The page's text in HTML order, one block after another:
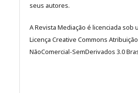
seus autores.
A Revista Mediação é licenciada sob
Licença Creative Commons
NãoComercial-SemDerivados 3.0